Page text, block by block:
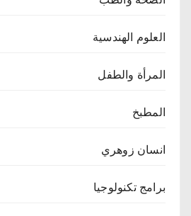
العلوم الهندسية
المرأة والطفل
المطبخ
انسان زوهري
برامج تكنولوجيا